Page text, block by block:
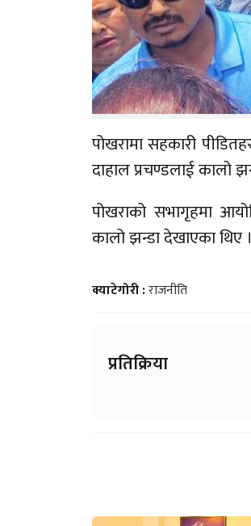
पोखरामा सहकारी
दाहाल प्रचण्डलाई कालो
पोखराको सभागृहमा
कालो झन्डा देखाएका थिए
क्याटेगोरी :राजनीति
प्रतिक्रिया